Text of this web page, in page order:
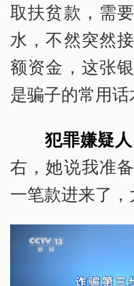
取扶贫款，需
水，不然突然
额资金，这张
是骗子的常用话
犯罪嫌疑人
右，她说我准
一笔款进来了，